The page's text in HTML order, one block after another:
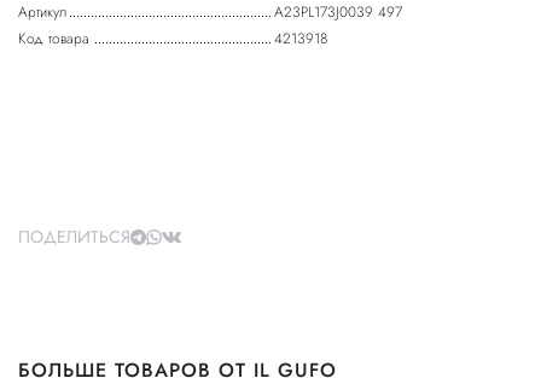
Артикул
A23PL173J0039 497
Код товара
4213918
ПОДЕЛИТЬСЯ
БОЛЬШЕ ТОВАРОВ ОТ IL GUFO